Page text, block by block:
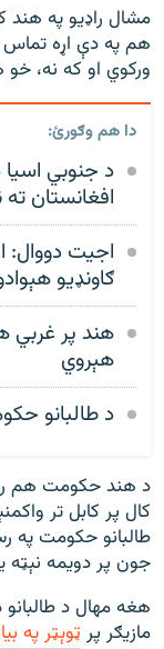
مشال راډیو په هند
هم په دې اړه تماس
ورکوي او که نه،
دا هم وګورئ:
د جنوبي
افغانستان
اجیت دووال:
ګاونډیو
هند پر غربي
هېروي
د طالبانو
کال پر کابل تر
جون پر دويمه نېټه
هغه مهال د طالبانو
مازیګر پر ټوېټر په